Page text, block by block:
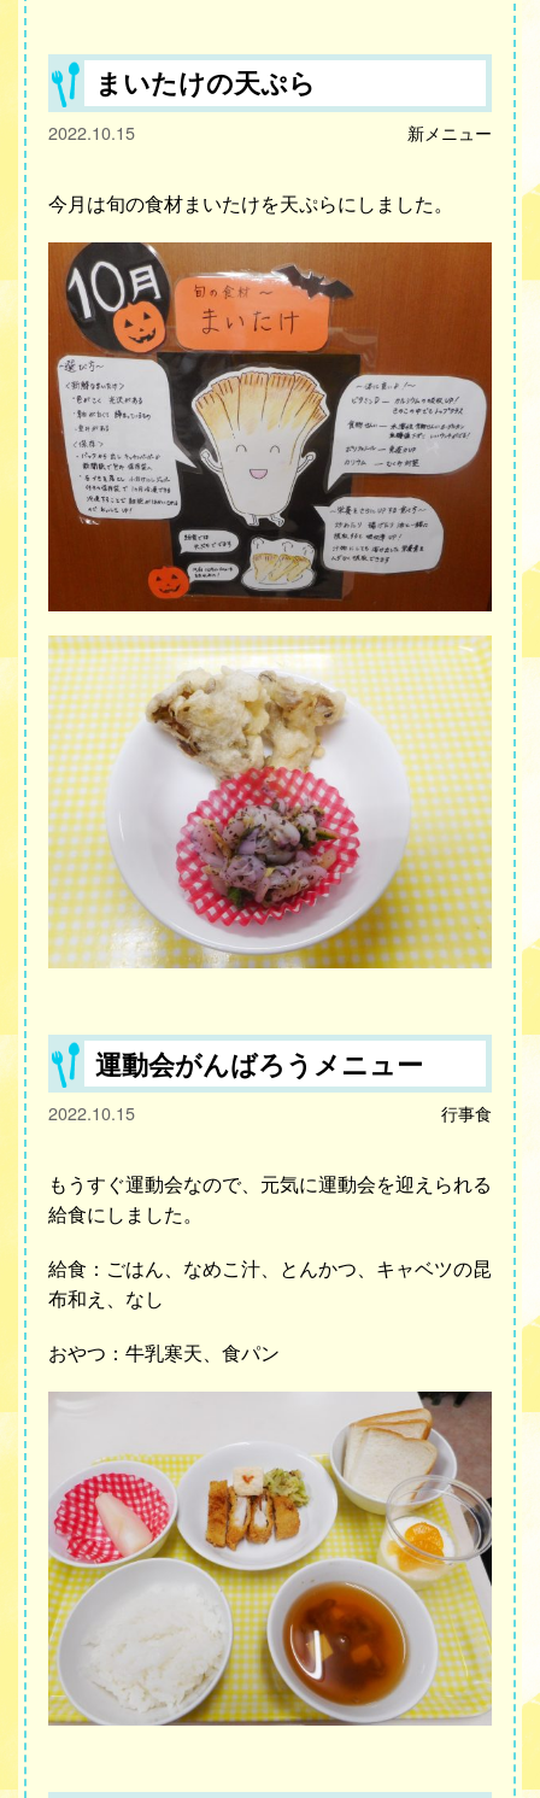
まいたけの天ぷら
2022.10.15 新メニュー
今月は旬の食材まいたけを天ぷらにしました。
運動会がんばろうメニュー
2022.10.15 行事食
もうすぐ運動会なので、元気に運動会を迎えられる
給食にしました。
給食：ごはん、なめこ汁、とんかつ、キャベツの昆
布和え、なし
おやつ：牛乳寒天、食パン